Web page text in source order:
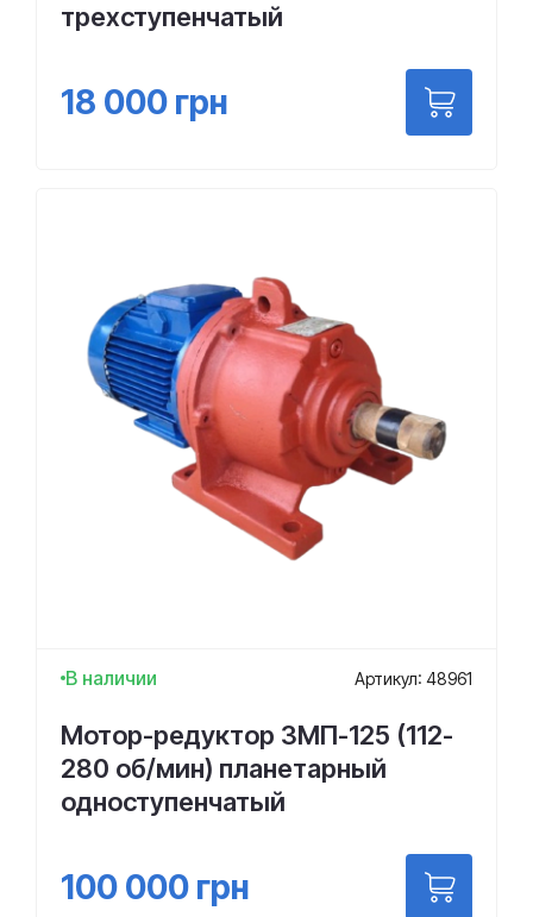
трехступенчатый
18 000 грн
В наличии Артикул: 48961
Мотор-редуктор 3МП-125 (112-
280 об/мин) планетарный
одноступенчатый
100 000 грн